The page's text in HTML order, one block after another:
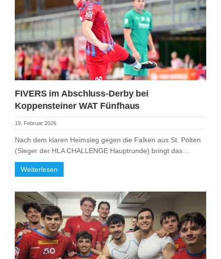
FIVERS im Abschluss-Derby bei
Koppensteiner WAT Fünfhaus
19. Februar 2026
Nach dem klaren Heimsieg gegen die Falken aus St. Pölten
(Sieger der HLA CHALLENGE Hauptrunde) bringt das…
Weiterlesen